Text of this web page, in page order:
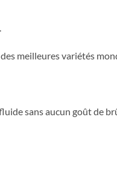
meilleures variétés
sans aucun goût de